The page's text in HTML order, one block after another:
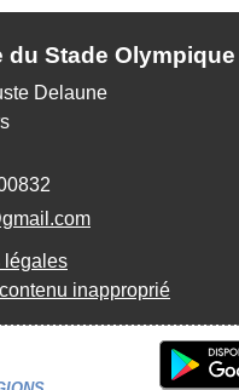
du Stade
Delaune
légales
inapproprié